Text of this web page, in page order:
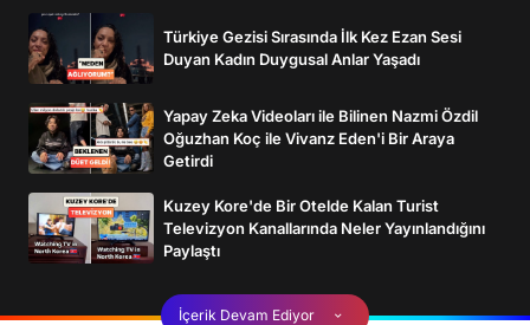
Türkiye Gezisi Sırasında İlk Kez Ezan Sesi
Duyan Kadın Duygusal Anlar Yaşadı
Yapay Zeka Videoları ile Bilinen Nazmi Özdil
Oğuzhan Koç ile Vivanz Eden'i Bir Araya
Getirdi
Kuzey Kore'de Bir Otelde Kalan Turist
Televizyon Kanallarında Neler Yayınlandığını
Paylaştı
İçerik Devam Ediyor